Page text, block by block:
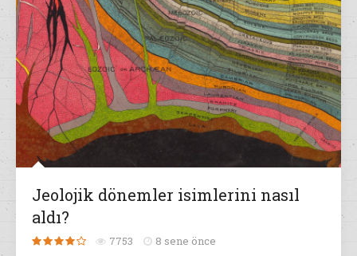
Jeolojik dönemler isimlerini nasıl
aldı?
7753 8 sene önce